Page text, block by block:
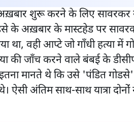
अख़बार शुरू करने के लिए
के अख़बार के मास्टहेड पर
था, वही आप्टे जो गाँधी हत्या
की जाँच करने वाले बंबई के
मानते थे कि उसे 'पंडित
ऐसी अंतिम साथ-साथ यात्रा